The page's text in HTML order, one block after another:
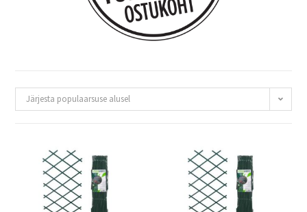
Järjesta populaarsuse alusel